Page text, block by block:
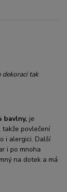
tak
bavlny, je
povlečení
i alergici. Další
i po mnoha
na dotek a má